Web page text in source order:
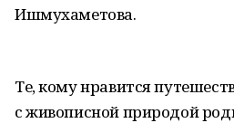
Ишмухаметова.
Те, кому нравится
с живописной природой